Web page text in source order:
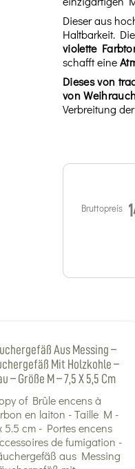
Dieser aus
Haltbarkeit.
violette
schafft eine
Dieses von
von
Verbreitung
Bruttopreis
Aus Messing –
Mit Holzkohle –
– Größe M – 7,5 X 5,5 Cm